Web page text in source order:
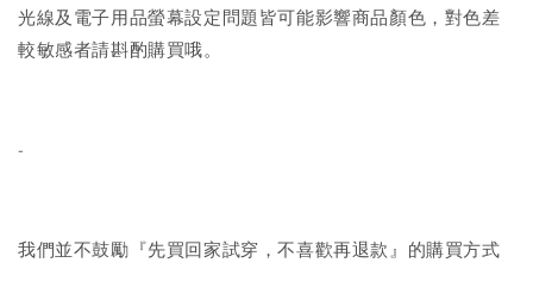
光線及電子用品螢幕設定問題皆可能影響商品顏色，對色差
較敏感者請斟酌購買哦。
-
我們並不鼓勵『先買回家試穿，不喜歡再退款』的購買方式